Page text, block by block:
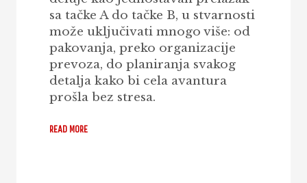
sa tačke A do tačke B, u stvarnosti
može uključivati mnogo više: od
pakovanja, preko organizacije
prevoza, do planiranja svakog
detalja kako bi cela avantura
prošla bez stresa.
READ MORE